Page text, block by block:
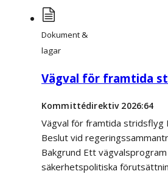
Dokument &
lagar
Vägval för framtida
Kommittédirektiv 2026:64
Vägval för framtida stridsflyg
Beslut vid
Bakgrund Ett
säkerhetspolitiska